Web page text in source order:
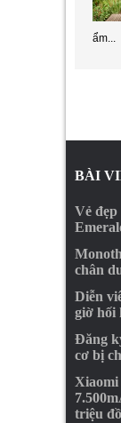
ẩm...
BÀI
Vẻ
chân
Diễn
giờ hối
Đăng
cơ bị
Xiaomi
triệu